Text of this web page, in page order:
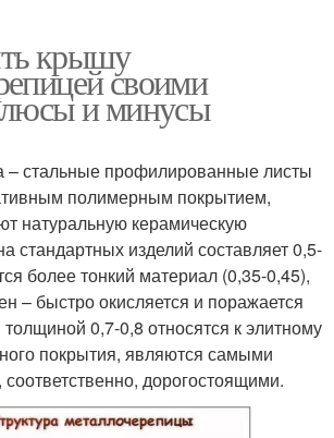
крышу
своими
и минусы
– стальные профилированные листы
полимерным покрытием,
натуральную керамическую
стандартных изделий составляет 0,5-
более тонкий материал (0,35-0,45),
– быстро окисляется и поражается
0,7-0,8 относятся к элитному
покрытия, являются самыми
дорогостоящими.